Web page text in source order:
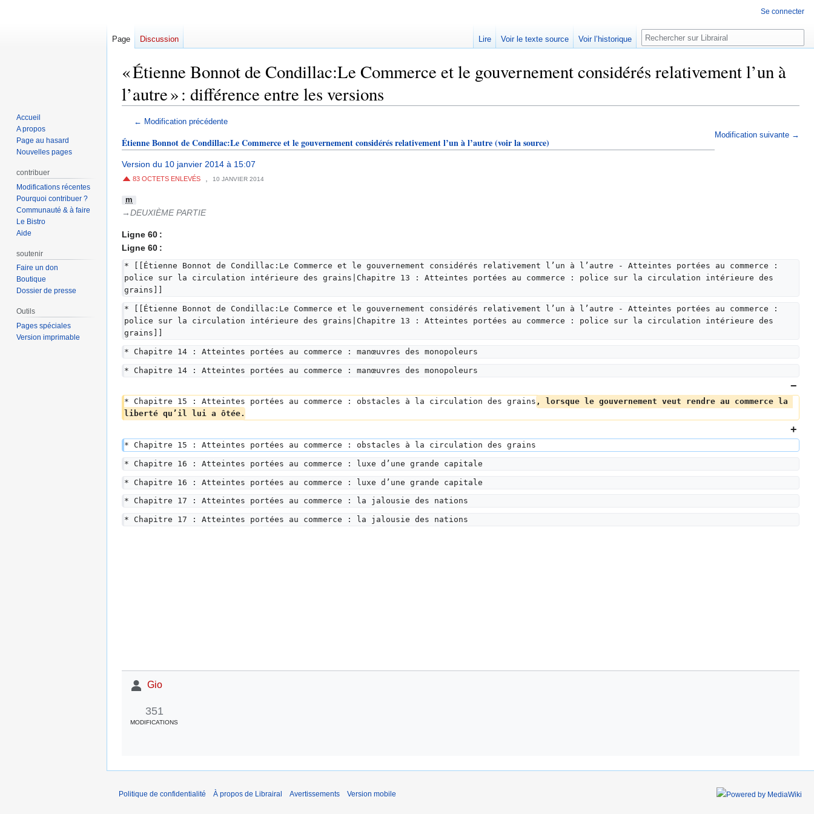
« Étienne Bonnot de Condillac:Le Commerce et le gouvernement considérés relativement l’un à
l’autre » : différence entre les versions
Aller
la
navigation
Aller
la
recherche
← Modification précédente
Modification suivante →
Étienne Bonnot de Condillac:Le Commerce et le gouvernement considérés relativement l’un à l’autre(voir la source)
Version du 10 janvier 2014 à 15:07
83 OCTETS ENLEVÉS 10 JANVIER 2014
m
→‎DEUXIÈME PARTIE
Ligne 60 :
Ligne 60 :
* [[Étienne Bonnot de Condillac:Le Commerce et le gouvernement considérés relativement l’un à l’autre - Atteintes portées au commerce :
police sur la circulation intérieure des grains|Chapitre 13 : Atteintes portées au commerce : police sur la circulation intérieure des
grains]]
* [[Étienne Bonnot de Condillac:Le Commerce et le gouvernement considérés relativement l’un à l’autre - Atteintes portées au commerce :
police sur la circulation intérieure des grains|Chapitre 13 : Atteintes portées au commerce : police sur la circulation intérieure des
grains]]
* Chapitre 14 : Atteintes portées au commerce : manœuvres des monopoleurs
* Chapitre 14 : Atteintes portées au commerce : manœuvres des monopoleurs
* Chapitre 15 : Atteintes portées au commerce : obstacles à la circulation des grains , lorsque le gouvernement veut rendre au commerce la
liberté qu’il lui a ôtée.
* Chapitre 15 : Atteintes portées au commerce : obstacles à la circulation des grains
* Chapitre 16 : Atteintes portées au commerce : luxe d’une grande capitale
* Chapitre 16 : Atteintes portées au commerce : luxe d’une grande capitale
* Chapitre 17 : Atteintes portées au commerce : la jalousie des nations
* Chapitre 17 : Atteintes portées au commerce : la jalousie des nations
Gio
351
MODIFICATIONS
Se connecter
Page Discussion Lire Voir le texte source Voir l’historique Rechercher
Accueil
A propos
Page au hasard
Nouvelles pages
contribuer
Modifications récentes
Pourquoi contribuer ?
Communauté & à faire
Le Bistro
Aide
soutenir
Faire un don
Boutique
Dossier de presse
Outils
Pages spéciales
Version imprimable
Politique de confidentialité À propos de Librairal Avertissements Version mobile